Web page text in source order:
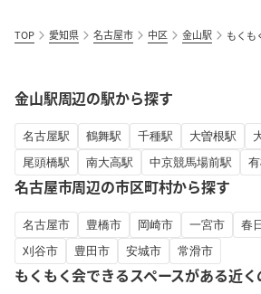
TOP 愛知県 名古屋市 中区 金山駅 もくも
金山駅周辺の駅から探す
名古屋駅 鶴舞駅 千種駅 大曽根駅
尾頭橋駅
南大高駅 中京競馬場前駅
名古屋市周辺の市区町村から探す
名古屋市 豊橋市 岡崎市 一宮市 春
刈谷市
豊田市 安城市 常滑市
もくもく会できるスペースがある近く